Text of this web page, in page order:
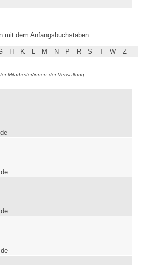
mit dem Anfangsbuchstaben:
H K L M N P R S T W Z
Mitarbeiter/innen der Verwaltung